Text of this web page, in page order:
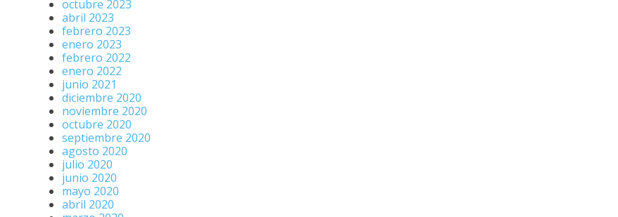
octubre 2023
abril 2023
febrero 2023
enero 2023
febrero 2022
enero 2022
junio 2021
diciembre 2020
noviembre 2020
octubre 2020
septiembre 2020
agosto 2020
julio 2020
junio 2020
mayo 2020
abril 2020